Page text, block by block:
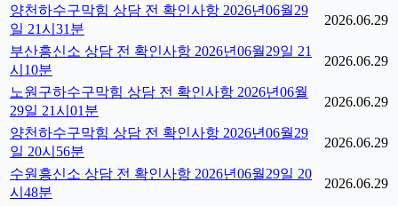
양천하수구막힘 상담 전 확인사항 2026년06월29
일 21시31분
2026.06.29
부산흥신소 상담 전 확인사항 2026년06월29일 21
시10분
2026.06.29
노원구하수구막힘 상담 전 확인사항 2026년06월
29일 21시01분
2026.06.29
양천하수구막힘 상담 전 확인사항 2026년06월29
일 20시56분
2026.06.29
수원흥신소 상담 전 확인사항 2026년06월29일 20
시48분
2026.06.29